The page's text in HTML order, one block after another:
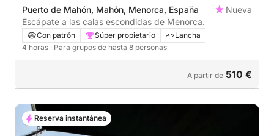
Puerto de Mahón, Mahón, Menorca, España
Nueva
Escápate a las calas escondidas de Menorca.
Con patrón Súper propietario
Lancha
4 horas · Para grupos de hasta 8 personas
A partir de 510 €
Reserva instantánea